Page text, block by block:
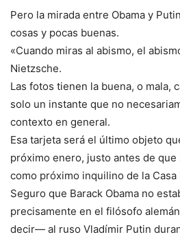
Pero la mirada entre Obama y
cosas y pocas buenas.
«Cuando miras al abismo, el
Nietzsche.
Las fotos tienen la buena, o mala,
solo un instante que no
contexto en general.
Esa tarjeta será el último objeto
próximo enero, justo antes de
como próximo inquilino de la Casa
Seguro que Barack Obama no
precisamente en el filósofo
decir— al ruso Vladímir Putin